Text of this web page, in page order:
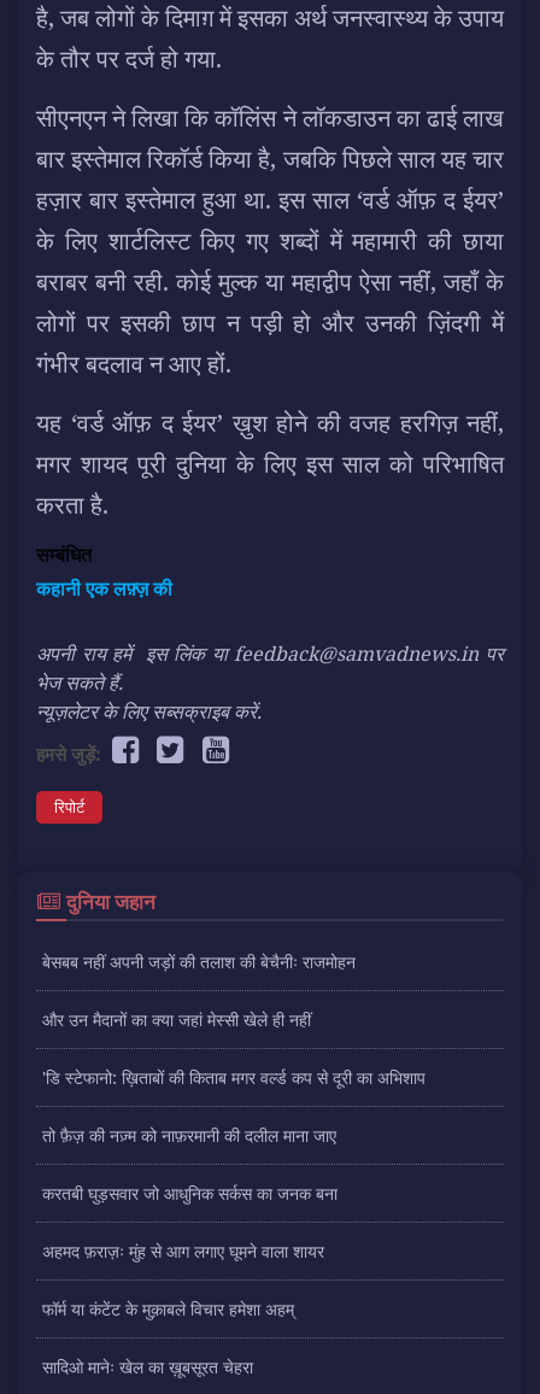
है, जब लोगों के दिमाग़ में इसका अर्थ जनस्वास्थ्य के उपाय
के तौर पर दर्ज हो गया.
सीएनएन ने लिखा कि कॉलिंस ने लॉकडाउन का ढाई लाख
बार इस्तेमाल रिकॉर्ड किया है, जबकि पिछले साल यह चार
हज़ार बार इस्तेमाल हुआ था. इस साल ‘वर्ड ऑफ़ द ईयर’
के लिए शार्टलिस्ट किए गए शब्दों में महामारी की छाया
बराबर बनी रही. कोई मुल्क या महाद्वीप ऐसा नहीं, जहाँ के
लोगों पर इसकी छाप न पड़ी हो और उनकी ज़िंदगी में
गंभीर बदलाव न आए हों.
यह ‘वर्ड ऑफ़ द ईयर’ ख़ुश होने की वजह हरगिज़ नहीं,
मगर शायद पूरी दुनिया के लिए इस साल को परिभाषित
करता है.
सम्बंधित
कहानी एक लफ़्ज़ की
अपनी राय हमें इस लिंक या feedback@samvadnews.in पर
भेज सकते हैं.
न्यूज़लेटर के लिए सब्सक्राइब करें.
हमसे जुड़ें:
रिपोर्ट
दुनिया जहान
बेसबब नहीं अपनी जड़ों की तलाश की बेचैनीः राजमोहन
और उन मैदानों का क्या जहां मेस्सी खेले ही नहीं
'डि स्टेफानो: ख़िताबों की किताब मगर वर्ल्ड कप से दूरी का अभिशाप
तो फ़ैज़ की नज़्म को नाफ़रमानी की दलील माना जाए
करतबी घुड़सवार जो आधुनिक सर्कस का जनक बना
अहमद फ़राज़ः मुंह से आग लगाए घूमने वाला शायर
फॉर्म या कंटेंट के मुक़ाबले विचार हमेशा अहम्
सादिओ मानेः खेल का ख़ूबसूरत चेहरा